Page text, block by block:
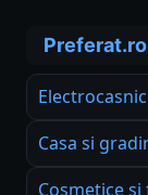
Casa si
Cosmetice